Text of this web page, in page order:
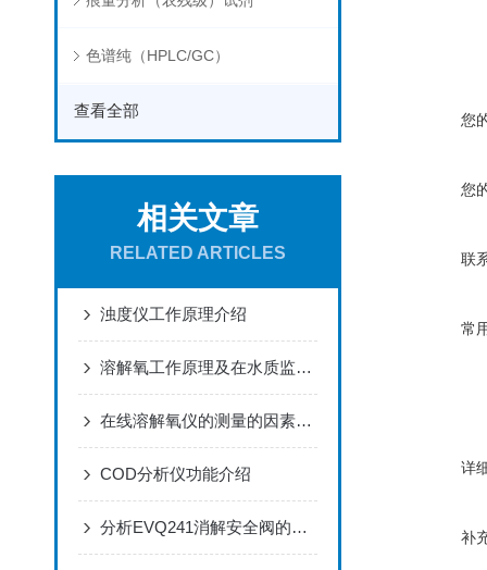
色谱纯（HPLC/GC）
查看全部
相关文章
RELATED ARTICLES
浊度仪工作原理介绍
溶解氧工作原理及在水质监控中的重要性
在线溶解氧仪的测量的因素，赶紧收藏吧！
COD分析仪功能介绍
分析EVQ241消解安全阀的系统特点
您
您
联
常
详
补